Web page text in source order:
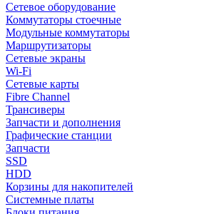
Сетевое оборудование
Коммутаторы стоечные
Модульные коммутаторы
Маршрутизаторы
Сетевые экраны
Wi-Fi
Сетевые карты
Fibre Channel
Трансиверы
Запчасти и дополнения
Графические станции
Запчасти
SSD
HDD
Корзины для накопителей
Системные платы